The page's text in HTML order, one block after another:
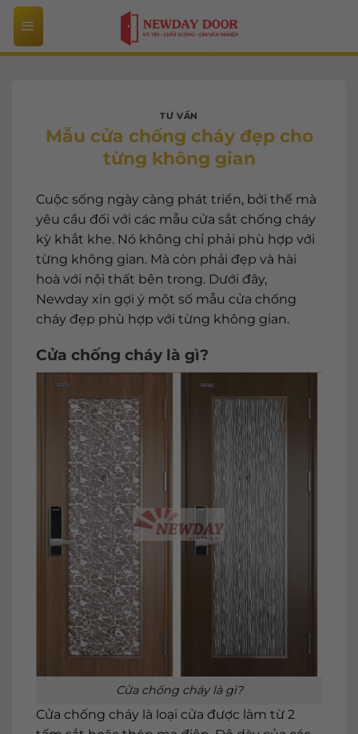
Bỏ
qua
nội
TƯ VẤN
Mẫu cửa chống cháy đẹp cho
từng không gian
Cuộc sống ngày càng phát triển, bởi thế mà
yêu cầu đối với các mẫu cửa sắt chống cháy
kỳ khắt khe. Nó không chỉ phải phù hợp với
từng không gian. Mà còn phải đẹp và hài
hoà với nội thất bên trong. Dưới đây,
Newday xin gợi ý một số mẫu cửa chống
cháy đẹp phù hợp với từng không gian.
Cửa chống cháy là gì?
Cửa chống cháy là gì?
Cửa chống cháy là loại cửa được làm từ 2